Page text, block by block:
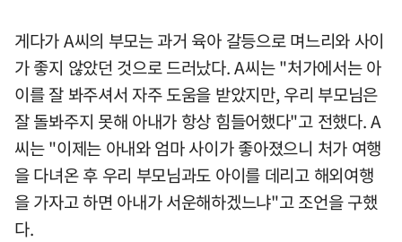
게다가 A씨의 부모는 과거 육아 갈등으로 며느리와 사이
가 좋지 않았던 것으로 드러났다. A씨는 "처가에서는 아
이를 잘 봐주셔서 자주 도움을 받았지만, 우리 부모님은
잘 돌봐주지 못해 아내가 항상 힘들어했다"고 전했다. A
씨는 "이제는 아내와 엄마 사이가 좋아졌으니 처가 여행
을 다녀온 후 우리 부모님과도 아이를 데리고 해외여행
을 가자고 하면 아내가 서운해하겠느냐"고 조언을 구했
다.